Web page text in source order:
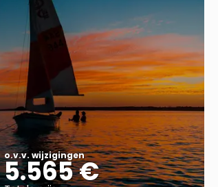
o.v.v. wijzigingen
5.565 €